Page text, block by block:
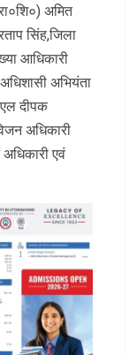
अमित
सिंह,जिला
आधिकारी
अभियंता
दीपक
अधिकारी
एवं